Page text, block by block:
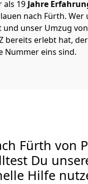
als 19 Jahre
nach Fürth. Wer
unser Umzug
bereits erlebt hat,
Nummer eins sind.
Fürth von
Du
Hilfe